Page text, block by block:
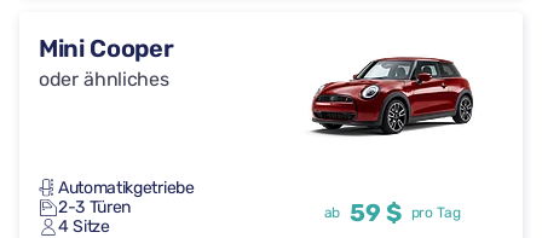
Mini Cooper
oder ähnliches
Automatikgetriebe
2-3 Türen
4 Sitze
ab 59 $ pro Tag